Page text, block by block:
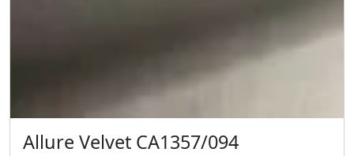
Allure Velvet CA1357/094